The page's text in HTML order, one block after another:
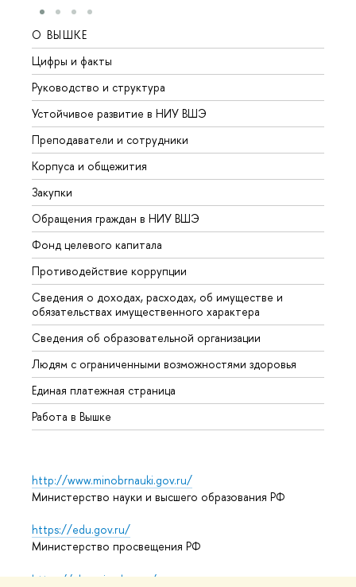
О ВЫШКЕ
Цифры и факты
Руководство и структура
Устойчивое развитие в НИУ ВШЭ
Преподаватели и сотрудники
Корпуса и общежития
Закупки
Обращения граждан в НИУ ВШЭ
Фонд целевого капитала
Противодействие коррупции
Сведения о доходах, расходах, об имуществе и
обязательствах имущественного характера
Сведения об образовательной организации
Людям с ограниченными возможностями здоровья
Единая платежная страница
Работа в Вышке
http://www.minobrnauki.gov.ru/
Министерство науки и высшего образования РФ
https://edu.gov.ru/
Министерство просвещения РФ
https://elearning.hse.ru/mooc